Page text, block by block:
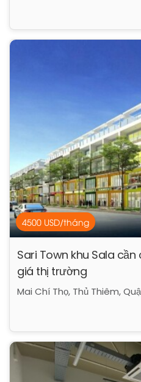
4500 USD/tháng
Sari Town khu Sala
giá thị trường
Mai Chí Thọ, Thủ Thiêm,